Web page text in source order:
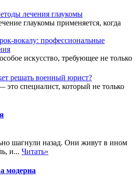
лечения глаукомы
глаукомы применяется, когда
вокалу: профессиональные
искусство, требующее не только
решать военный юрист?
специалист, который не только
шагнули назад. Они живут в ином
и... Читать»
модерна